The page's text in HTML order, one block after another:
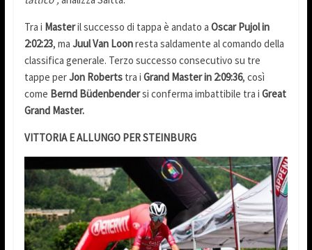
Tra i Masteril successo di tappa è andato a Oscar Pujol in
2:02:23, ma Juul Van Loonresta saldamente al comando della
classifica generale. Terzo successo consecutivo su tre
tappe perJon Robertstra i Grand Master in 2:09:36, così
come Bernd Büdenbendersi conferma imbattibile tra i Great
Grand Master.
VITTORIA E ALLUNGO PER STEINBURG